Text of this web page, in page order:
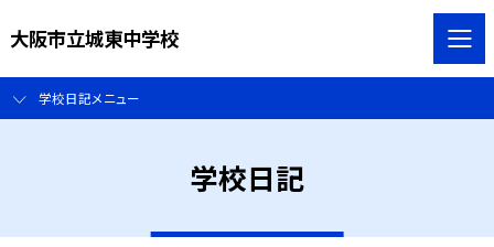
大阪市立城東中学校
学校日記メニュー
学校日記